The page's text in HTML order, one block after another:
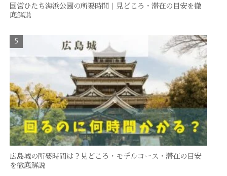
国営ひたち海浜公園の所要時間｜見どころ・滞在の目安を徹
底解説
広島城の所要時間は？見どころ・モデルコース・滞在の目安
を徹底解説